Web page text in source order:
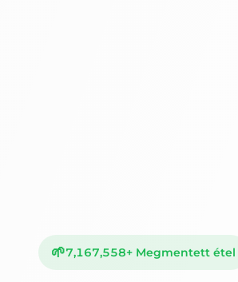
🌱7,167,558+ Megmentett étel